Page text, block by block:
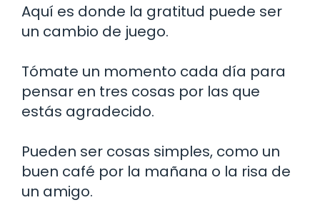
Aquí es donde la gratitud puede ser
un cambio de juego.
Tómate un momento cada día para
pensar en tres cosas por las que
estás agradecido.
Pueden ser cosas simples, como un
buen café por la mañana o la risa de
un amigo.